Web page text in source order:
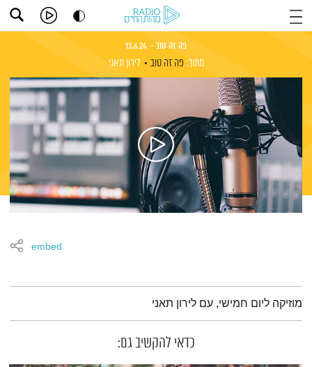
פה זה טוב – 13.6.24
מתוך: פה זה טוב לירון תאני
embed
תמצית הפודקאסט
מוזיקה ליום חמישי, עם לירון תאני
כדאי להקשיב גם: